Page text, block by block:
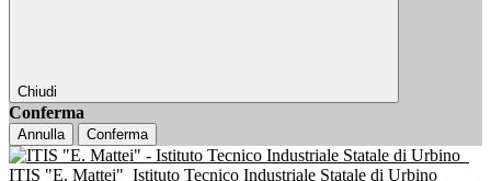
Chiudi
Conferma
Annulla Conferma
ITIS "E. Mattei" Istituto Tecnico Industriale Statale di Urbino